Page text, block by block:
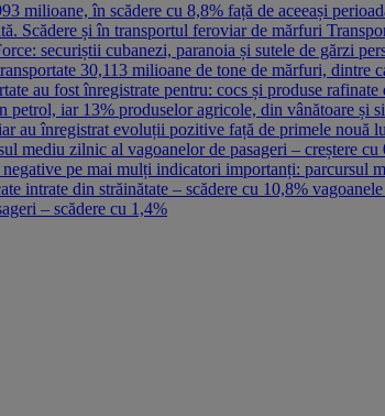
milioane, în scădere cu 8,8% față de aceeași
Scădere și în transportul feroviar de mărfuri
securiștii cubanezi, paranoia și sutele de gărzi
30,113 milioane de tone de mărfuri, dintre
au fost înregistrate pentru: cocs și produse
iar 13% produselor agricole, din vânătoare și
înregistrat evoluții pozitive față de primele nouă
mediu zilnic al vagoanelor de pasageri – creștere
pe mai mulți indicatori importanți: parcursul
din străinătate – scădere cu 10,8%
– scădere cu 1,4%